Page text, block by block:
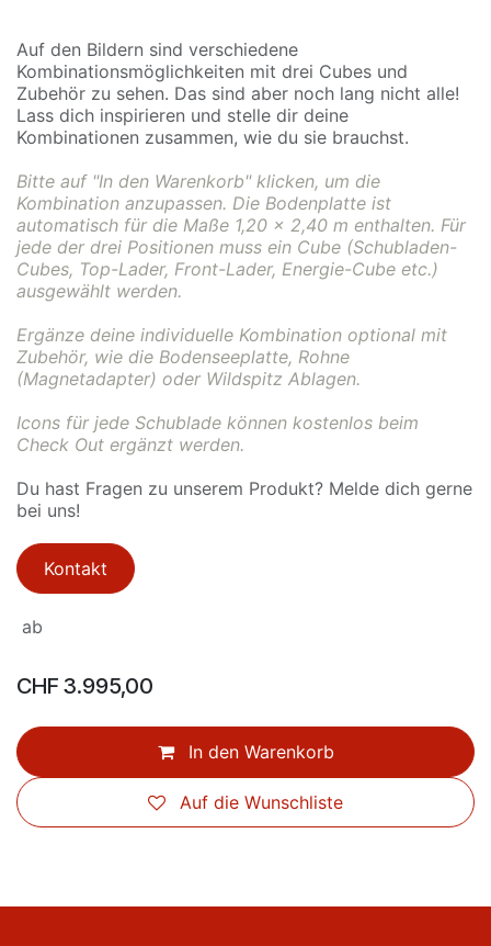
Auf den Bildern sind verschiedene
Kombinationsmöglichkeiten mit drei Cubes und
Zubehör zu sehen. Das sind aber noch lang nicht alle!
Lass dich inspirieren und stelle dir deine
Kombinationen zusammen, wie du sie brauchst.
Bitte auf "In den Warenkorb" klicken, um die
Kombination anzupassen. Die Bodenplatte ist
automatisch für die Maße 1,20 x 2,40 m enthalten. Für
jede der drei Positionen muss ein Cube (Schubladen-
Cubes, Top-Lader, Front-Lader, Energie-Cube etc.)
ausgewählt werden.
Ergänze deine individuelle Kombination optional mit
Zubehör, wie die Bodenseeplatte, Rohne
(Magnetadapter) oder Wildspitz Ablagen.
Icons für jede Schublade können kostenlos beim
Check Out ergänzt werden.
Du hast Fragen zu unserem Produkt? Melde dich gerne
bei uns!
Kontakt
ab
CHF 3.995,00
In den Warenkorb
Auf die Wunschliste